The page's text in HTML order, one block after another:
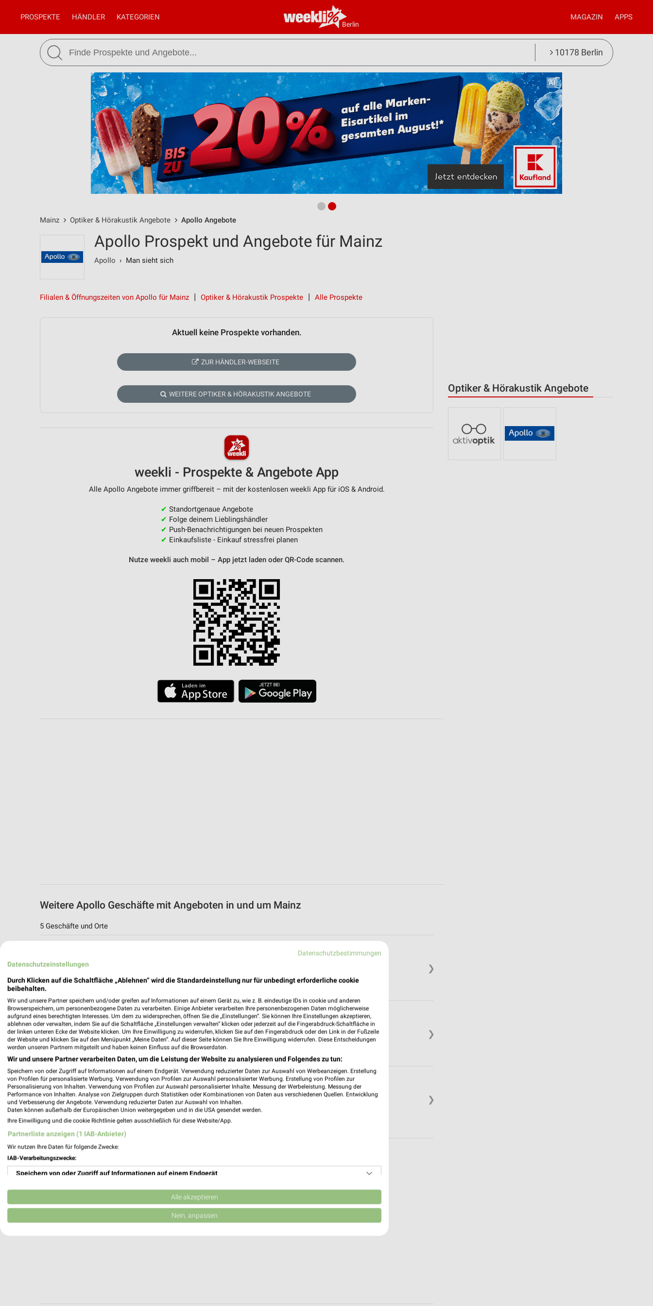
Berlin
PROSPEKTE HÄNDLER KATEGORIEN MAGAZIN APPS
10178 Berlin
Mainz Optiker & Hörakustik Angebote Apollo Angebote
Optiker & Hörakustik Angebote
Apollo Prospekt und Angebote für Mainz
Apollo › Man sieht sich
Filialen & Öffnungszeiten von Apollo für Mainz Optiker & Hörakustik Prospekte Alle Prospekte
Aktuell keine Prospekte vorhanden.
ZUR HÄNDLER-WEBSEITE
WEITERE OPTIKER & HÖRAKUSTIK ANGEBOTE
weekli - Prospekte & Angebote App
Alle Apollo Angebote immer griffbereit – mit der kostenlosen weekli App für iOS & Android.
✔ Standortgenaue Angebote
✔ Folge deinem Lieblingshändler
✔ Push-Benachrichtigungen bei neuen Prospekten
✔ Einkaufsliste - Einkauf stressfrei planen
Nutze weekli auch mobil – App jetzt laden oder QR-Code scannen.
Weitere Apollo Geschäfte mit Angeboten in und um Mainz
5 Geschäfte und Orte
❯
Stadthausstrasse 1
453,88 km
❯
Apollo Angebote in Wiesbaden
Wiesbaden, Deutschland
453,50 km
❯
Apollo
Bahnhofsplatz 3
65189 Wiesbaden
450,22 km
Datenschutzbestimmungen
Datenschutzeinstellungen
Durch Klicken auf die Schaltfläche „Ablehnen“ wird die Standardeinstellung nur für unbedingt erforderliche cookie
beibehalten.
Wir und unsere Partner speichern und/oder greifen auf Informationen auf einem Gerät zu, wie z. B. eindeutige IDs in cookie und anderen
Browserspeichern, um personenbezogene Daten zu verarbeiten. Einige Anbieter verarbeiten Ihre personenbezogenen Daten möglicherweise
aufgrund eines berechtigten Interesses. Um dem zu widersprechen, öffnen Sie die „Einstellungen“. Sie können Ihre Einstellungen akzeptieren,
ablehnen oder verwalten, indem Sie auf die Schaltfläche „Einstellungen verwalten“ klicken oder jederzeit auf die Fingerabdruck-Schaltfläche in
der linken unteren Ecke der Website klicken. Um Ihre Einwilligung zu widerrufen, klicken Sie auf den Fingerabdruck oder den Link in der Fußzeile
der Website und klicken Sie auf den Menüpunkt „Meine Daten“. Auf dieser Seite können Sie Ihre Einwilligung widerrufen. Diese Entscheidungen
werden unseren Partnern mitgeteilt und haben keinen Einfluss auf die Browserdaten.
Wir und unsere Partner verarbeiten Daten, um die Leistung der Website zu analysieren und Folgendes zu tun:
Speichern von oder Zugriff auf Informationen auf einem Endgerät. Verwendung reduzierter Daten zur Auswahl von Werbeanzeigen. Erstellung
von Profilen für personalisierte Werbung. Verwendung von Profilen zur Auswahl personalisierter Werbung. Erstellung von Profilen zur
Personalisierung von Inhalten. Verwendung von Profilen zur Auswahl personalisierter Inhalte. Messung der Werbeleistung. Messung der
Performance von Inhalten. Analyse von Zielgruppen durch Statistiken oder Kombinationen von Daten aus verschiedenen Quellen. Entwicklung
und Verbesserung der Angebote. Verwendung reduzierter Daten zur Auswahl von Inhalten.
Daten können außerhalb der Europäischen Union weitergegeben und in die USA gesendet werden.
Ihre Einwilligung und die cookie Richtlinie gelten ausschließlich für diese Website/App.
Partnerliste anzeigen (1 IAB-Anbieter)
Wir nutzen Ihre Daten für folgende Zwecke:
IAB-Verarbeitungszwecke:
Speichern von oder Zugriff auf Informationen auf einem Endgerät
Verwendung reduzierter Daten zur Auswahl von Werbeanzeigen
Erstellung von Profilen für personalisierte Werbung
Alle akzeptieren
Nein, anpassen